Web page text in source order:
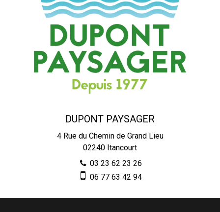
DUPONT PAYSAGER
4 Rue du Chemin de Grand Lieu
02240 Itancourt
03 23 62 23 26
06 77 63 42 94